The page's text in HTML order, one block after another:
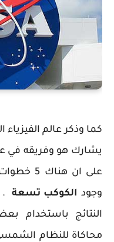
كما وذكر عالم الفيزياء
يشارك هو وفريقه في
على ان
وجودالكوكب تسعة .
النتائج باستخدام
محاكاة للنظام